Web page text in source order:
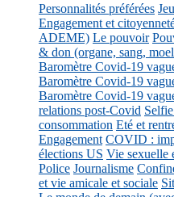
Personnalités préférées
Engagement et
ADEME) Le pouvoir
& don (organe, sang,
Baromètre Covid-19
Baromètre Covid-19
Baromètre Covid-19
relations post-Covid
consommation Eté et
Engagement COVID :
élections US Vie sexuelle
Police Journalisme
et vie amicale et sociale